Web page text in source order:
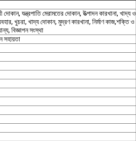
যন্ত্রপাতি মেরামতের দোকান, উত্পাদন কারখানা, খাদ্য ও
খুচরা, খাদ্য দোকান, মুদ্রণ কারখানা, নির্মাণ কাজ,শক্তি ও
বিজ্ঞাপন সংস্থা
সহায়তা